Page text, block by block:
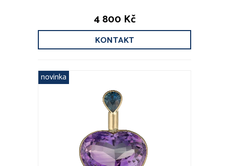
4 800 Kč
KONTAKT
novinka